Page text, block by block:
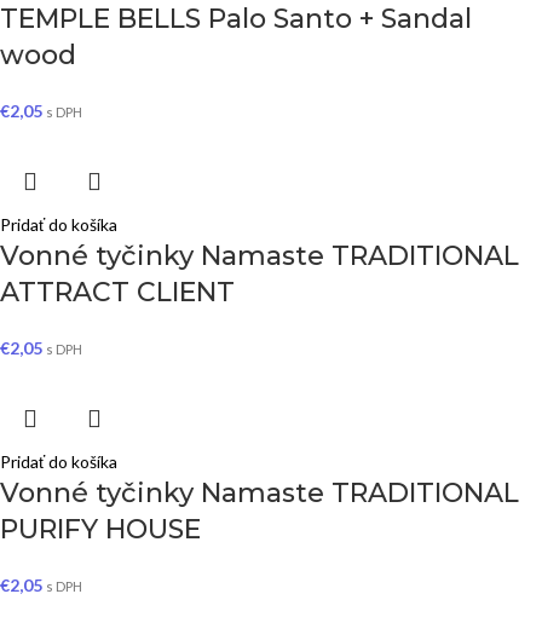
TEMPLE BELLS Palo Santo + Sandal
wood
€2,05 s DPH
Pridať do košíka
Vonné tyčinky Namaste TRADITIONAL
ATTRACT CLIENT
€2,05 s DPH
Pridať do košíka
Vonné tyčinky Namaste TRADITIONAL
PURIFY HOUSE
€2,05 s DPH